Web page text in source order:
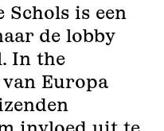
Schols is een
de lobby
In the
Europa